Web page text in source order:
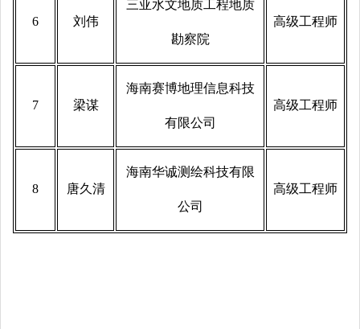
6 刘伟
三亚水文地质工程地质
勘察院
高级工程师
7 梁谋
海南赛博地理信息科技
有限公司
高级工程师
8 唐久清
海南华诚测绘科技有限
公司
高级工程师